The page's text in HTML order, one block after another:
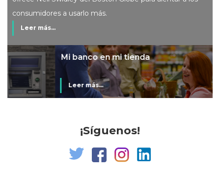
consumidores a usarlo más.
Leer más...
Mi banco en mi tienda
Leer más...
¡Síguenos!